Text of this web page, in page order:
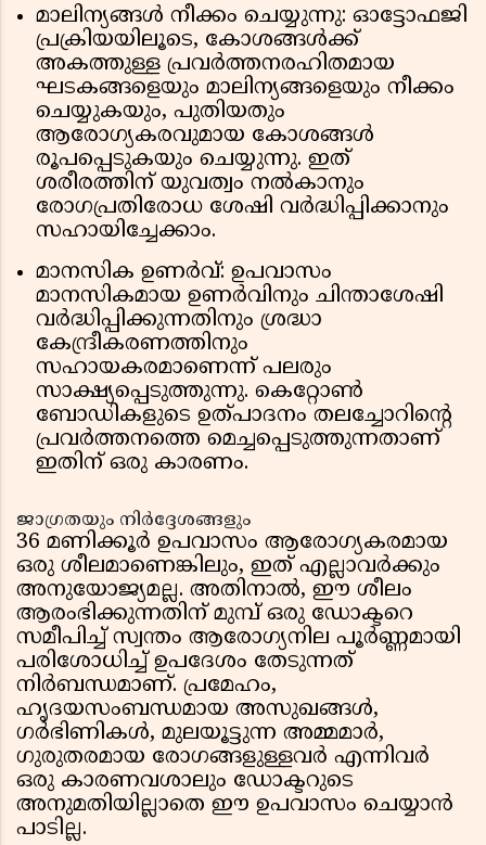
മാലിന്യങ്ങൾ നീക്കം ചെയ്യുന്നു: ഓട്ടോഫജി
പ്രക്രിയയിലൂടെ, കോശങ്ങൾക്ക്
അകത്തുള്ള പ്രവർത്തനരഹിതമായ
ഘടകങ്ങളെയും മാലിന്യങ്ങളെയും നീക്കം
ചെയ്യുകയും, പുതിയതും
ആരോഗ്യകരവുമായ കോശങ്ങൾ
രൂപപ്പെടുകയും ചെയ്യുന്നു. ഇത്
ശരീരത്തിന് യുവത്വം നൽകാനും
രോഗപ്രതിരോധ ശേഷി വർദ്ധിപ്പിക്കാനും
സഹായിച്ചേക്കാം.
മാനസിക ഉണർവ്: ഉപവാസം
മാനസികമായ ഉണർവിനും ചിന്താശേഷി
വർദ്ധിപ്പിക്കുന്നതിനും ശ്രദ്ധാ
കേന്ദ്രീകരണത്തിനും
സഹായകരമാണെന്ന് പലരും
സാക്ഷ്യപ്പെടുത്തുന്നു. കെറ്റോൺ
ബോഡികളുടെ ഉത്പാദനം തലച്ചോറിൻ്റെ
പ്രവർത്തനത്തെ മെച്ചപ്പെടുത്തുന്നതാണ്
ഇതിന് ഒരു കാരണം.
ജാഗ്രതയും നിർദ്ദേശങ്ങളും
36 മണിക്കൂർ ഉപവാസം ആരോഗ്യകരമായ
ഒരു ശീലമാണെങ്കിലും, ഇത് എല്ലാവർക്കും
അനുയോജ്യമല്ല. അതിനാൽ, ഈ ശീലം
ആരംഭിക്കുന്നതിന് മുമ്പ് ഒരു ഡോക്ടറെ
സമീപിച്ച് സ്വന്തം ആരോഗ്യനില പൂർണ്ണമായി
പരിശോധിച്ച് ഉപദേശം തേടുന്നത്
നിർബന്ധമാണ്. പ്രമേഹം,
ഹൃദയസംബന്ധമായ അസുഖങ്ങൾ,
ഗർഭിണികൾ, മുലയൂട്ടുന്ന അമ്മമാർ,
ഗുരുതരമായ രോഗങ്ങളുള്ളവർ എന്നിവർ
ഒരു കാരണവശാലും ഡോക്ടറുടെ
അനുമതിയില്ലാതെ ഈ ഉപവാസം ചെയ്യാൻ
പാടില്ല.